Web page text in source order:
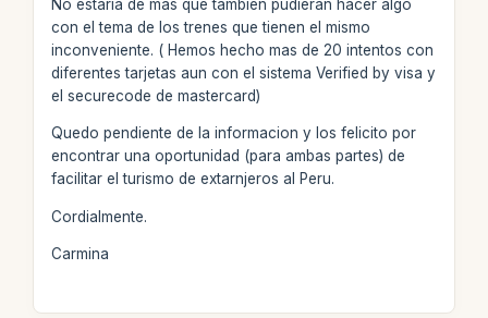
No estaria de mas que tambien pudieran hacer algo
con el tema de los trenes que tienen el mismo
inconveniente. ( Hemos hecho mas de 20 intentos con
diferentes tarjetas aun con el sistema Verified by visa y
el securecode de mastercard)
Quedo pendiente de la informacion y los felicito por
encontrar una oportunidad (para ambas partes) de
facilitar el turismo de extarnjeros al Peru.
Cordialmente.
Carmina